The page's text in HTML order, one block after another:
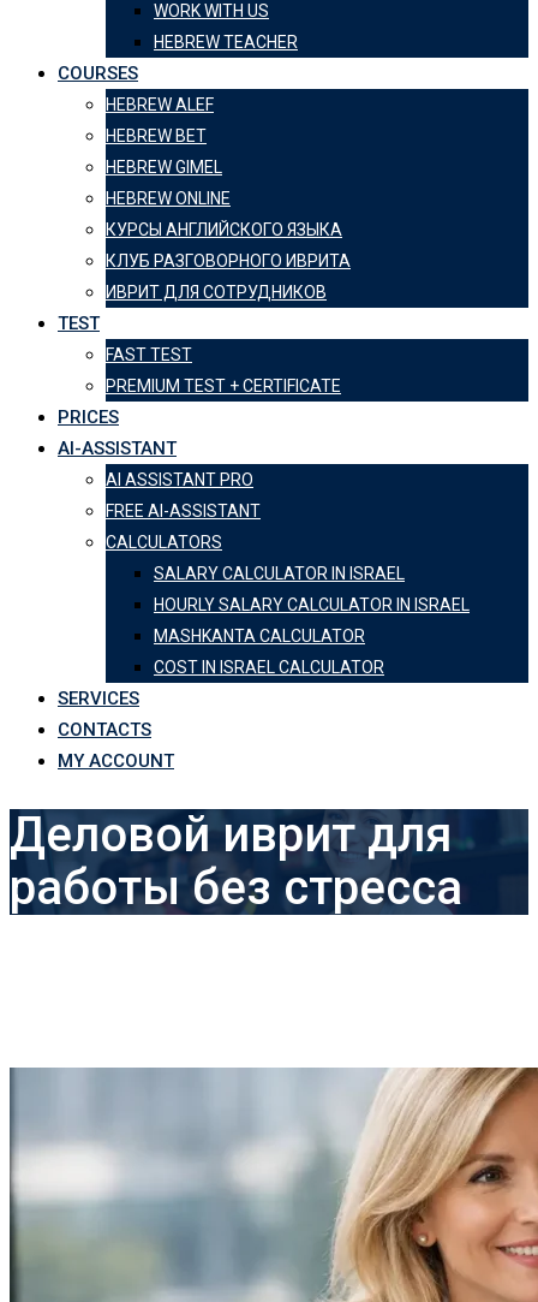
WORK WITH US
HEBREW TEACHER
COURSES
HEBREW ALEF
HEBREW BET
HEBREW GIMEL
HEBREW ONLINE
КУРСЫ АНГЛИЙСКОГО ЯЗЫКА
КЛУБ РАЗГОВОРНОГО ИВРИТА
ИВРИТ ДЛЯ СОТРУДНИКОВ
TEST
FAST TEST
PREMIUM TEST + CERTIFICATE
PRICES
AI-ASSISTANT
AI ASSISTANT PRO
FREE AI-ASSISTANT
CALCULATORS
SALARY CALCULATOR IN ISRAEL
HOURLY SALARY CALCULATOR IN ISRAEL
MASHKANTA CALCULATOR
COST IN ISRAEL CALCULATOR
SERVICES
CONTACTS
MY ACCOUNT
Деловой иврит для
работы без стресса